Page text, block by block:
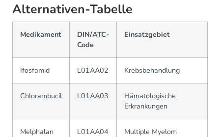
Alternativen-Tabelle
Medikament
DIN/ATC-
Code
Einsatzgebiet
Ifosfamid L01AA02 Krebsbehandlung
Chlorambucil L01AA03
Hämatologische
Erkrankungen
Melphalan L01AA04 Multiple Myelom